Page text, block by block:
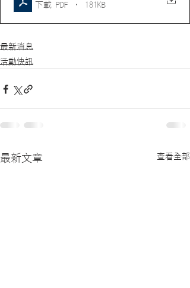
下載 PDF • 181KB
最新消息
活動快訊
最新文章 查看全部